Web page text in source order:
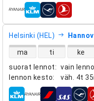
lentoyhtiöt
Helsinki (HEL)
suorat lennot: vain
lennon kesto: väh. 4t
suorien lentojen
ma ti ke
lentoyhtiöt